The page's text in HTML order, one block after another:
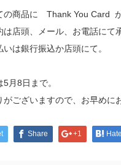
の商品に Thank You Card が
は店頭、メール、お電話にて
いは銀行振込か店頭にて。
5月8日まで。
がございますので、お早めに
Share +1